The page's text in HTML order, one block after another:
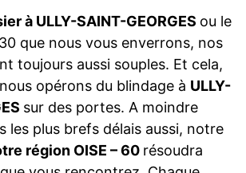
à ULLY-SAINT-GEORGES ou le
que nous vous enverrons, nos
toujours aussi souples. Et cela,
opérons du blindage à ULLY-
sur des portes. A moindre
les plus brefs délais aussi, notre
région OISE – 60 résoudra